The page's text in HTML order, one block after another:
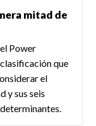
mitad de
Power
que
el
y sus seis